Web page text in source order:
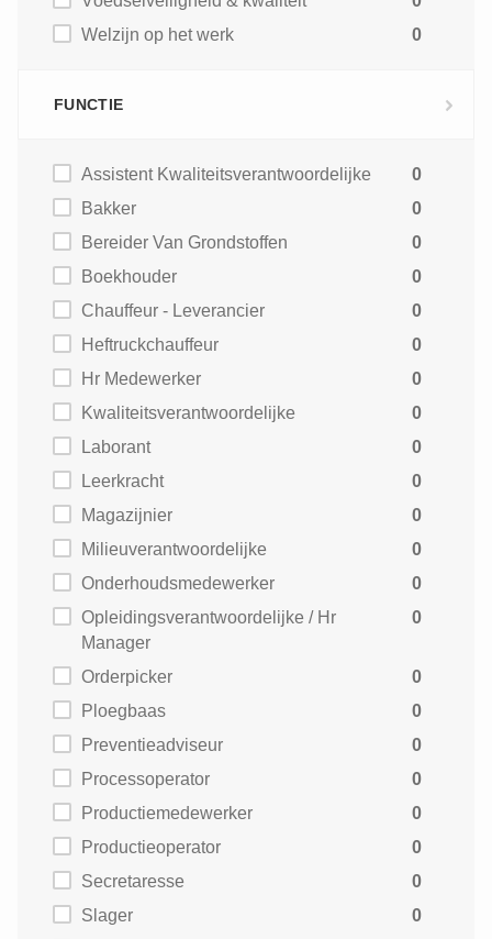
Welzijn op het werk
0
FUNCTIE
Assistent Kwaliteitsverantwoordelijke
0
Bakker
0
Bereider Van Grondstoffen
0
Boekhouder
0
Chauffeur - Leverancier
0
Heftruckchauffeur
0
Hr Medewerker
0
Kwaliteitsverantwoordelijke
0
Laborant
0
Leerkracht
0
Magazijnier
0
Milieuverantwoordelijke
0
Onderhoudsmedewerker
0
Opleidingsverantwoordelijke / Hr
Manager
0
Orderpicker
0
Ploegbaas
0
Preventieadviseur
0
Processoperator
0
Productiemedewerker
0
Productieoperator
0
Secretaresse
0
Slager
0